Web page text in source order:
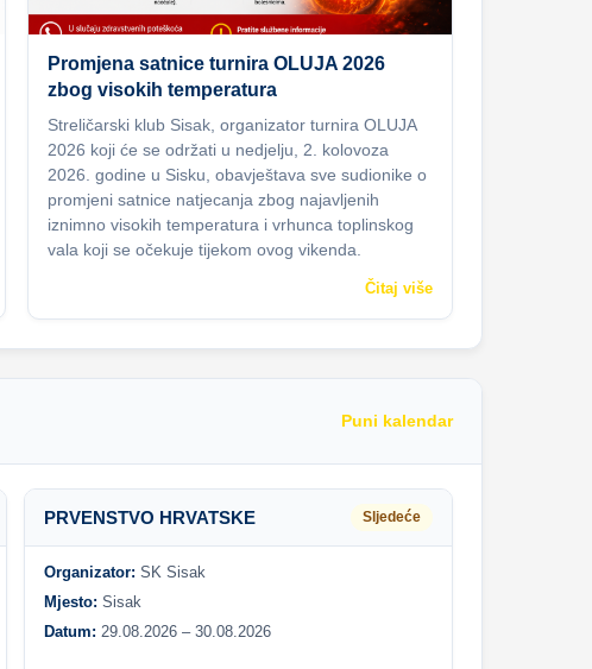
Promjena satnice turnira OLUJA 2026
zbog visokih temperatura
Streličarski klub Sisak, organizator turnira OLUJA
2026 koji će se održati u nedjelju, 2. kolovoza
2026. godine u Sisku, obavještava sve sudionike o
promjeni satnice natjecanja zbog najavljenih
iznimno visokih temperatura i vrhunca toplinskog
vala koji se očekuje tijekom ovog vikenda.
Čitaj više
Puni kalendar
PRVENSTVO HRVATSKE Sljedeće
Organizator: SK Sisak
Mjesto: Sisak
Datum: 29.08.2026 – 30.08.2026